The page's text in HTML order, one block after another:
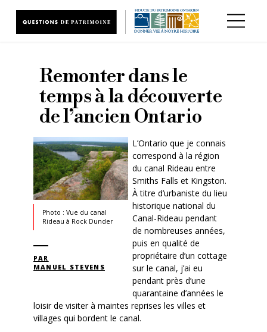
Remonter dans le
temps à la découverte
de l’ancien Ontario
Photo : Vue du canal
Rideau à Rock Dunder
PAR
MANUEL STEVENS
L’Ontario que je connais
correspond à la région
du canal Rideau entre
Smiths Falls et Kingston.
À titre d’urbaniste du lieu
historique national du
Canal-Rideau pendant
de nombreuses années,
puis en qualité de
propriétaire d’un cottage
sur le canal, j’ai eu
pendant près d’une
quarantaine d’années le
loisir de visiter à maintes reprises les villes et
villages qui bordent le canal.